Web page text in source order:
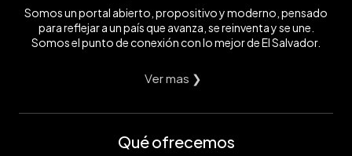
Somos un portal abierto, propositivo y moderno, pensado
para reflejar a un país que avanza, se reinventa y se une.
Somos el punto de conexión con lo mejor de El Salvador.
Ver mas ❯
Qué ofrecemos